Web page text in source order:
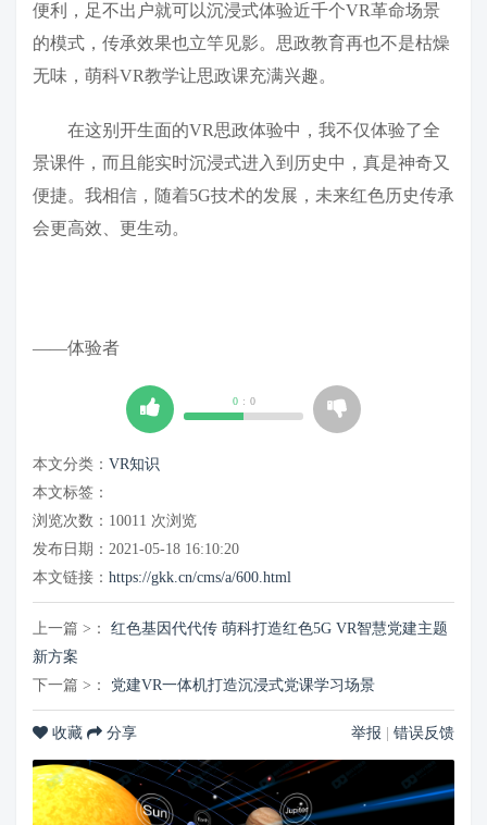
便利，足不出户就可以沉浸式体验近千个VR革命场景
的模式，传承效果也立竿见影。思政教育再也不是枯燥
无味，萌科VR教学让思政课充满兴趣。
在这别开生面的VR思政体验中，我不仅体验了全
景课件，而且能实时沉浸式进入到历史中，真是神奇又
便捷。我相信，随着5G技术的发展，未来红色历史传承
会更高效、更生动。
——体验者
0 : 0
本文分类： VR知识
本文标签：
浏览次数： 10011 次浏览
发布日期：2021-05-18 16:10:20
本文链接： https://gkk.cn/cms/a/600.html
上一篇 >：
红色基因代代传 萌科打造红色5G VR智慧党建主题
新方案
下一篇 >：
党建VR一体机打造沉浸式党课学习场景
收藏 分享 举报 错误反馈